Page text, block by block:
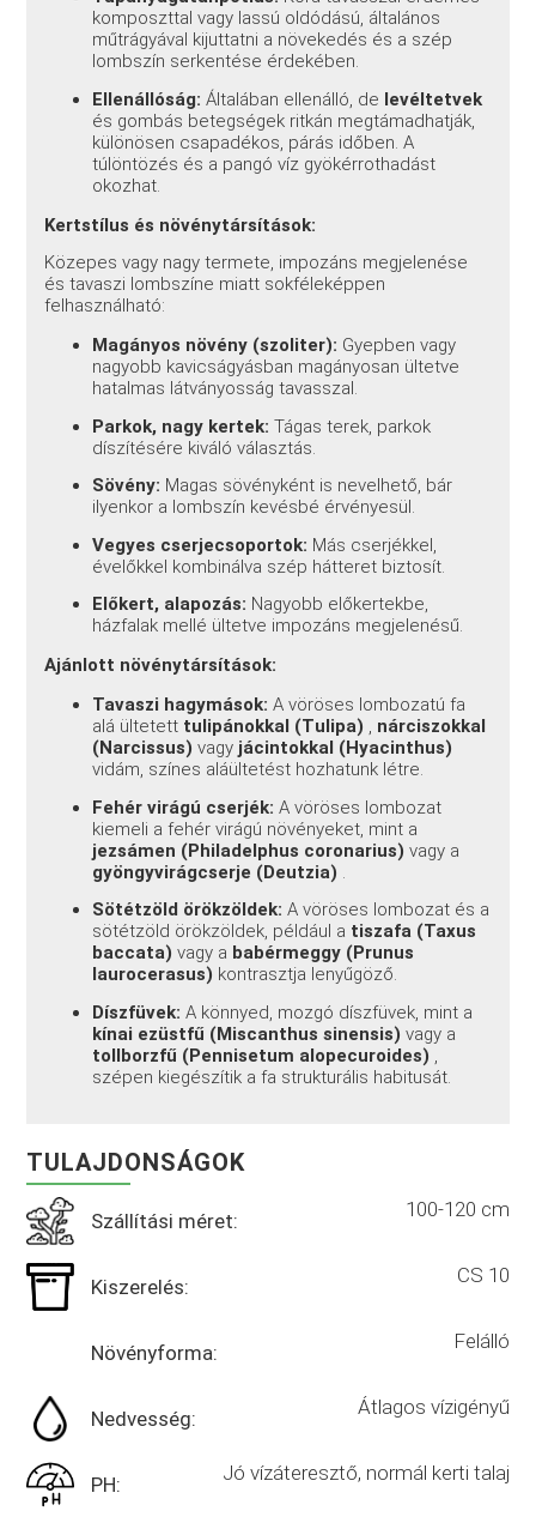
komposzttal vagy lassú oldódású, általános
műtrágyával kijuttatni a növekedés és a szép
lombszín serkentése érdekében.
Ellenállóság: Általában ellenálló, de levéltetvek
és gombás betegségek ritkán megtámadhatják,
különösen csapadékos, párás időben. A
túlöntözés és a pangó víz gyökérrothadást
okozhat.
Kertstílus és növénytársítások:
Közepes vagy nagy termete, impozáns megjelenése
és tavaszi lombszíne miatt sokféleképpen
felhasználható:
Magányos növény (szoliter): Gyepben vagy
nagyobb kavicságyásban magányosan ültetve
hatalmas látványosság tavasszal.
Parkok, nagy kertek: Tágas terek, parkok
díszítésére kiváló választás.
Sövény: Magas sövényként is nevelhető, bár
ilyenkor a lombszín kevésbé érvényesül.
Vegyes cserjecsoportok: Más cserjékkel,
évelőkkel kombinálva szép hátteret biztosít.
Előkert, alapozás: Nagyobb előkertekbe,
házfalak mellé ültetve impozáns megjelenésű.
Ajánlott növénytársítások:
Tavaszi hagymások: A vöröses lombozatú fa
alá ültetett tulipánokkal (Tulipa) , nárciszokkal
(Narcissus) vagy jácintokkal (Hyacinthus)
vidám, színes aláültetést hozhatunk létre.
Fehér virágú cserjék: A vöröses lombozat
kiemeli a fehér virágú növényeket, mint a
jezsámen (Philadelphus coronarius) vagy a
gyöngyvirágcserje (Deutzia) .
Sötétzöld örökzöldek: A vöröses lombozat és a
sötétzöld örökzöldek, például a tiszafa (Taxus
baccata) vagy a babérmeggy (Prunus
laurocerasus) kontrasztja lenyűgöző.
Díszfüvek: A könnyed, mozgó díszfüvek, mint a
kínai ezüstfű (Miscanthus sinensis) vagy a
tollborzfű (Pennisetum alopecuroides) ,
szépen kiegészítik a fa strukturális habitusát.
TULAJDONSÁGOK
Szállítási méret: 100-120 cm
Kiszerelés: CS 10
Növényforma: Felálló
Nedvesség: Átlagos vízigényű
PH: Jó vízáteresztő, normál kerti talaj